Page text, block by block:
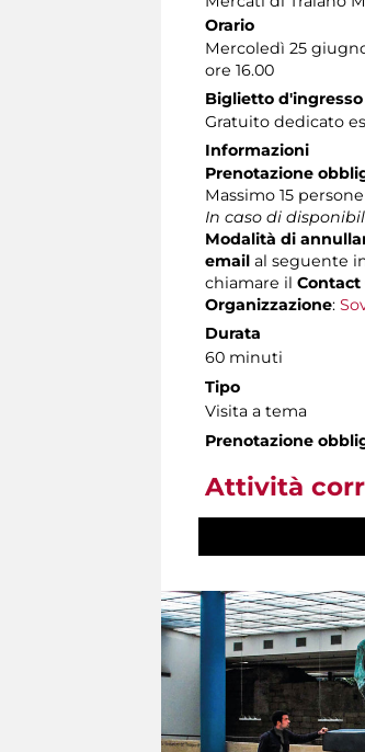
Orario
Mercoledì 25
ore 16.00
Biglietto d'ingresso
Gratuito dedicato
Informazioni
Prenotazione
Massimo 15 persone
In caso di
Modalità di
email al seguente
chiamare il Contact
Organizzazione:
Durata
60 minuti
Tipo
Visita a tema
Prenotazione
Attività